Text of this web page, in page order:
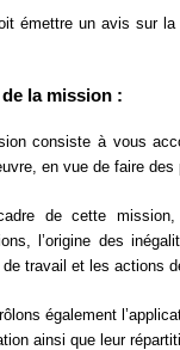
émettre un avis sur
la mission :
consiste à vous
en vue de faire des
de cette
l’origine des
travail et les actions
également
ainsi que leur